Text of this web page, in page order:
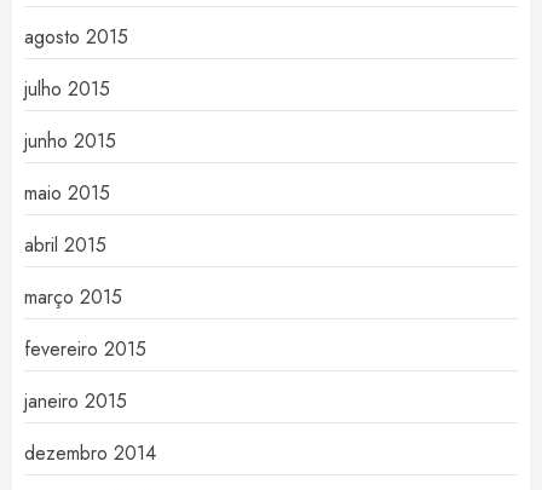
agosto 2015
julho 2015
junho 2015
maio 2015
abril 2015
março 2015
fevereiro 2015
janeiro 2015
dezembro 2014